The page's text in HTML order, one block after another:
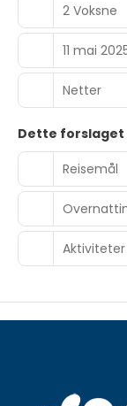
2 Voksne
11 mai
Netter
Dette
Reisemål
Aktiviteter